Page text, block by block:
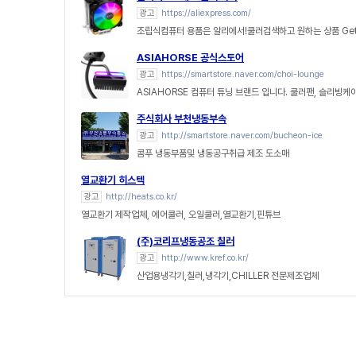
광고 https://aliexpress.com/
조립식컴퓨터 용품은 알리에서!쿨러검색하고 원하는 상품
ASIAHORSE 공식스토어
광고 https://smartstore.naver.com/choi-lounge
ASIAHORSE 컴퓨터 튜닝 브랜드 입니다. 쿨러팬, 슬리빙케
주식회사 부천냉동부속
광고 http://smartstore.naver.com/bucheon-ice
콤푸 냉동부품및 냉동공구취급 제조 도소매
열교환기 히스텍
광고 http://heats.co.kr/
열교환기 제작업체, 에어쿨러, 오일쿨러,열교환기,핀튜브
(주)코리프냉동공조 칠러
광고 http://www.kref.co.kr/
산업용냉각기,칠러,냉각기,CHILLER 전문제조업체